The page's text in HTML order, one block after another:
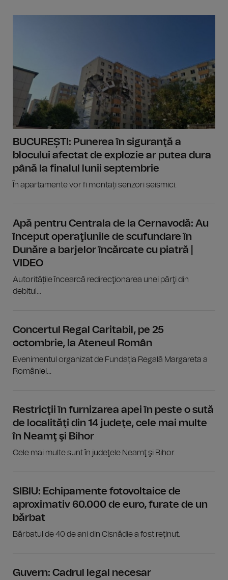
BUCUREȘTI: Punerea în siguranţă a
blocului afectat de explozie ar putea dura
până la finalul lunii septembrie
În apartamente vor fi montați senzori seismici.
Apă pentru Centrala de la Cernavodă: Au
început operaţiunile de scufundare în
Dunăre a barjelor încărcate cu piatră |
VIDEO
Autoritățile încearcă redirecţionarea unei părţi din
debitul...
Concertul Regal Caritabil, pe 25
octombrie, la Ateneul Român
Evenimentul organizat de Fundația Regală Margareta a
României...
Restricţii în furnizarea apei în peste o sută
de localităţi din 14 judeţe, cele mai multe
în Neamţ şi Bihor
Cele mai multe sunt în judeţele Neamţ şi Bihor.
SIBIU: Echipamente fotovoltaice de
aproximativ 60.000 de euro, furate de un
bărbat
Bărbatul de 40 de ani din Cisnădie a fost reținut.
Guvern: Cadrul legal necesar